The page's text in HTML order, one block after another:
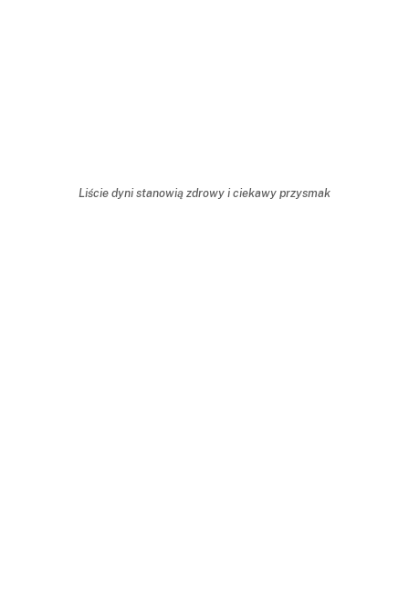
Liście dyni stanowią zdrowy i ciekawy przysmak